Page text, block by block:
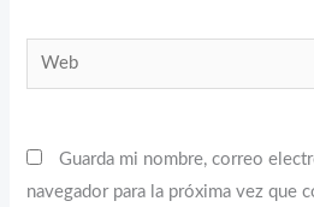
Web
Guarda mi nombre, correo
navegador para la próxima vez que